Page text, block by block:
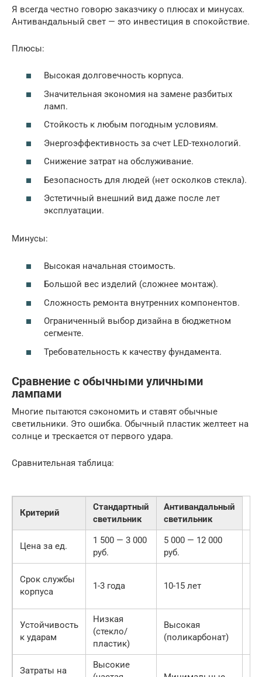
Я всегда честно говорю заказчику о плюсах и минусах.
Антивандальный свет — это инвестиция в спокойствие.
Плюсы:
Высокая долговечность корпуса.
Значительная экономия на замене разбитых
ламп.
Стойкость к любым погодным условиям.
Энергоэффективность за счет LED-технологий.
Снижение затрат на обслуживание.
Безопасность для людей (нет осколков стекла).
Эстетичный внешний вид даже после лет
эксплуатации.
Минусы:
Высокая начальная стоимость.
Большой вес изделий (сложнее монтаж).
Сложность ремонта внутренних компонентов.
Ограниченный выбор дизайна в бюджетном
сегменте.
Требовательность к качеству фундамента.
Сравнение с обычными уличными
лампами
Многие пытаются сэкономить и ставят обычные
светильники. Это ошибка. Обычный пластик желтеет на
солнце и трескается от первого удара.
Сравнительная таблица:
Критерий
Стандартный
светильник
Антивандальный
светильник
Цена за ед.
1 500 — 3 000
руб.
5 000 — 12 000
руб.
Срок службы
корпуса
1-3 года 10-15 лет
Устойчивость
к ударам
Низкая
(стекло/
пластик)
Высокая
(поликарбонат)
Затраты на
Высокие